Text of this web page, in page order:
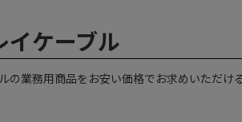
イケーブル
の業務用商品をお安い価格でお求めいただけ